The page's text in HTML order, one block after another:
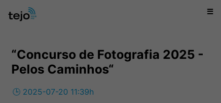
☰
“Concurso de Fotografia 2025 -
Pelos Caminhos“
🕒 2025-07-20 11:39h